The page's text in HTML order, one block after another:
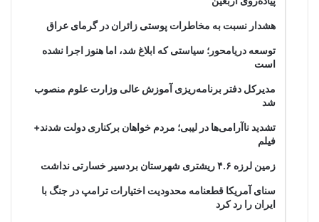
هشدار نسبت به مخاطرات پوستی زائران در گرمای عراق
توسعه دریامحور؛ سیاستی که ابلاغ شد، اما هنوز اجرا نشده
است
مدیرکل دفتر برنامه‌ریزی آموزش عالی وزارت علوم منصوب
شد
تشدید ناآرامی‌ها در لیبی؛ مردم خواهان برکناری دولت شدند+
فیلم
زمین لرزه ۴.۶ ریشتری شهرستان بردسیر خسارتی نداشت
سنای آمریکا قطعنامه محدودیت اختیارات ترامپ در جنگ با
ایران را رد کرد